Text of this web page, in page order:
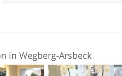
in Wegberg-Arsbeck